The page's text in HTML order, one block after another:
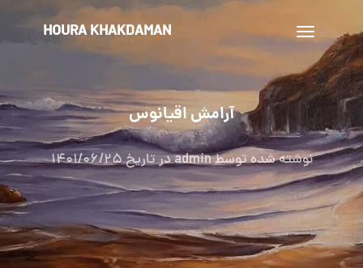
تغییر
ناوبری
HOURA KHAKDAMAN
آرامش اقیانوس
نوشته شده توسطadminدر تاریخ1401/06/25